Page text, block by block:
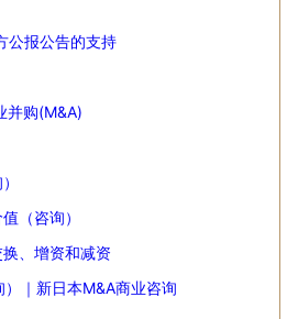
公报公告的支持
并购(M&A)
（咨询）
、增资和减资
｜新日本M&A商业咨询